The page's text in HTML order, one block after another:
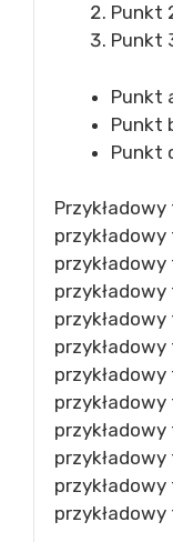
Punkt
Punkt
Punkt
Punkt
Punkt